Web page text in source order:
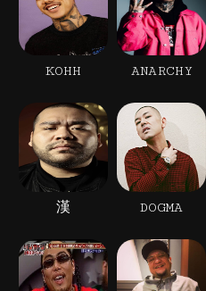
KOHH ANARCHY
漢 DOGMA